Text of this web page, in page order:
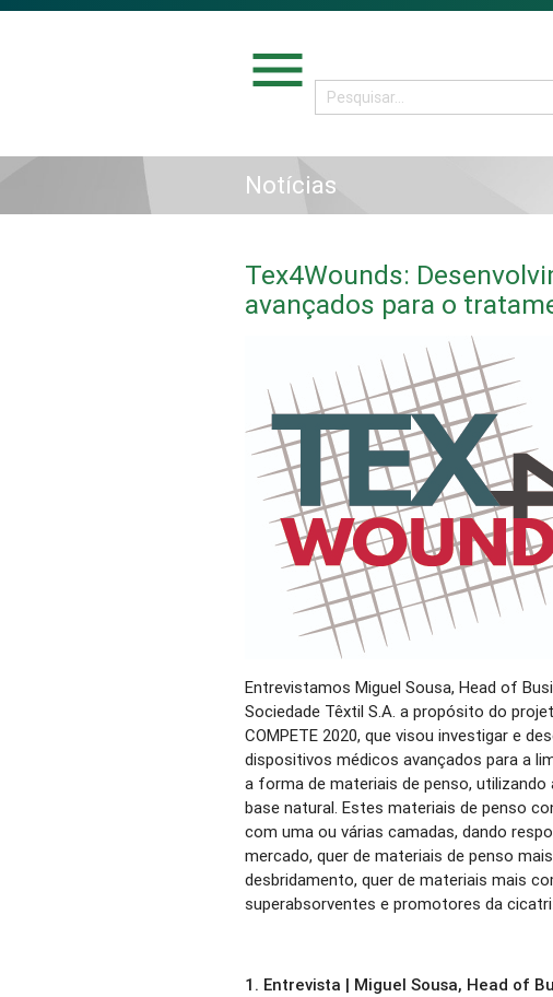
menu
Notícias
Tex4Wounds:
avançados para o
Entrevistamos Miguel Sousa, Head of
Sociedade Têxtil S.A. a propósito do
COMPETE 2020, que visou investigar e
dispositivos médicos avançados para a
a forma de materiais de penso,
base natural. Estes materiais de penso
com uma ou várias camadas, dando
mercado, quer de materiais de penso
desbridamento, quer de materiais mais
superabsorventes e promotores da
1. Entrevista | Miguel Sousa, Head of